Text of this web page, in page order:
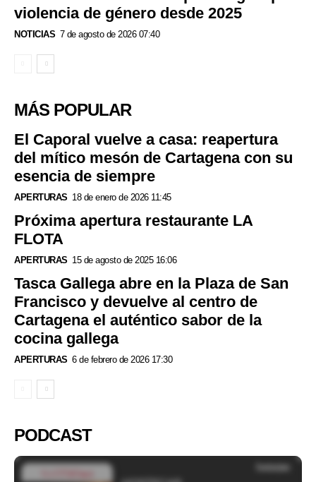
violencia de género desde 2025
NOTICIAS 7 de agosto de 2026 07:40
MÁS POPULAR
El Caporal vuelve a casa: reapertura
del mítico mesón de Cartagena con su
esencia de siempre
APERTURAS 18 de enero de 2026 11:45
Próxima apertura restaurante LA
FLOTA
APERTURAS 15 de agosto de 2025 16:06
Tasca Gallega abre en la Plaza de San
Francisco y devuelve al centro de
Cartagena el auténtico sabor de la
cocina gallega
APERTURAS 6 de febrero de 2026 17:30
PODCAST